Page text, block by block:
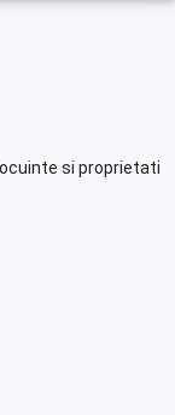
si proprietati